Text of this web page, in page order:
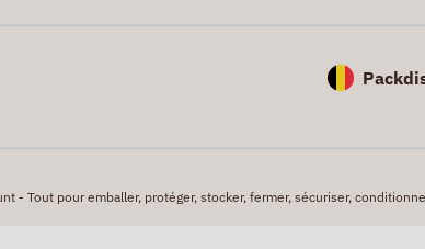
- Tout pour emballer, protéger, stocker, fermer, sécuriser,